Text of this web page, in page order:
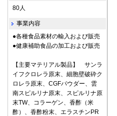
80人
事業内容
●各種食品素材の輸入および販売
●健康補助食品の加工および販売
【主要マテリアル製品】 サンラ
イフクロレラ原末、細胞壁破砕ク
ロレラ原末、CGFパウダー、雲
南スピルリナ原末、スピルリナ原
末TW、コラーゲン、香酢（米
酢）、香酢粉末、エラスチンPR